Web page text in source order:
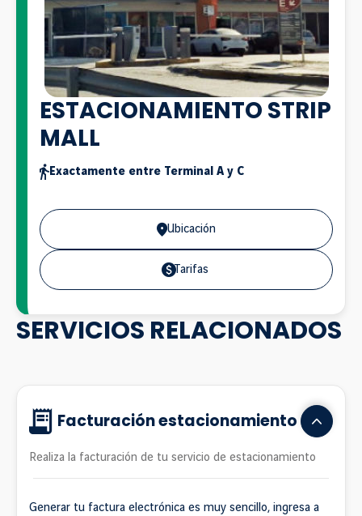
ESTACIONAMIENTO STRIP
MALL
Exactamente entre Terminal A y C
Ubicación
Tarifas
SERVICIOS RELACIONADOS
Facturación estacionamiento
Realiza la facturación de tu servicio de estacionamiento
Generar tu factura electrónica es muy sencillo, ingresa a